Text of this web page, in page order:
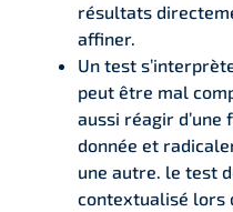
résultats
affiner.
Un test
peut être mal
aussi réagir d’une
donnée et
une autre. le test
contextualisé lors